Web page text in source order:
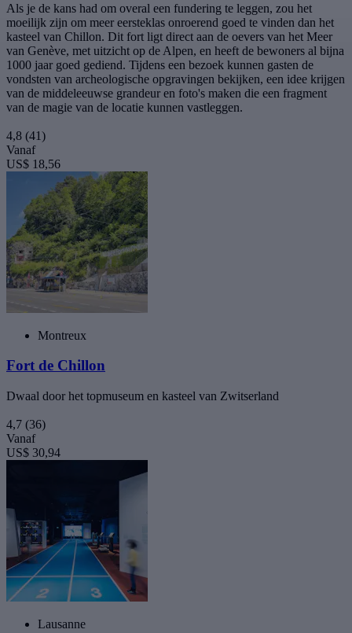
Als je de kans had om overal een fundering te leggen, zou het
moeilijk zijn om meer eersteklas onroerend goed te vinden dan het
kasteel van Chillon. Dit fort ligt direct aan de oevers van het Meer
van Genève, met uitzicht op de Alpen, en heeft de bewoners al bijna
1000 jaar goed gediend. Tijdens een bezoek kunnen gasten de
vondsten van archeologische opgravingen bekijken, een idee krijgen
van de middeleeuwse grandeur en foto's maken die een fragment
van de magie van de locatie kunnen vastleggen.
4,8 (41)
Vanaf
US$ 18,56
Montreux
Fort de Chillon
Dwaal door het topmuseum en kasteel van Zwitserland
4,7 (36)
Vanaf
US$ 30,94
Lausanne